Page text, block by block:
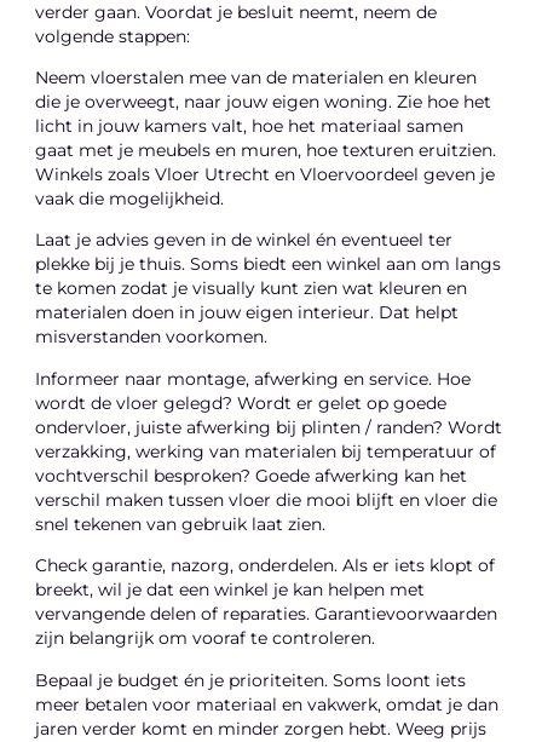
verder gaan. Voordat je besluit neemt, neem de
volgende stappen:
Neem vloerstalen mee van de materialen en kleuren
die je overweegt, naar jouw eigen woning. Zie hoe het
licht in jouw kamers valt, hoe het materiaal samen
gaat met je meubels en muren, hoe texturen eruitzien.
Winkels zoals Vloer Utrecht en Vloervoordeel geven je
vaak die mogelijkheid.
Laat je advies geven in de winkel én eventueel ter
plekke bij je thuis. Soms biedt een winkel aan om langs
te komen zodat je visually kunt zien wat kleuren en
materialen doen in jouw eigen interieur. Dat helpt
misverstanden voorkomen.
Informeer naar montage, afwerking en service. Hoe
wordt de vloer gelegd? Wordt er gelet op goede
ondervloer, juiste afwerking bij plinten / randen? Wordt
verzakking, werking van materialen bij temperatuur of
vochtverschil besproken? Goede afwerking kan het
verschil maken tussen vloer die mooi blijft en vloer die
snel tekenen van gebruik laat zien.
Check garantie, nazorg, onderdelen. Als er iets klopt of
breekt, wil je dat een winkel je kan helpen met
vervangende delen of reparaties. Garantievoorwaarden
zijn belangrijk om vooraf te controleren.
Bepaal je budget én je prioriteiten. Soms loont iets
meer betalen voor materiaal en vakwerk, omdat je dan
jaren verder komt en minder zorgen hebt. Weeg prijs